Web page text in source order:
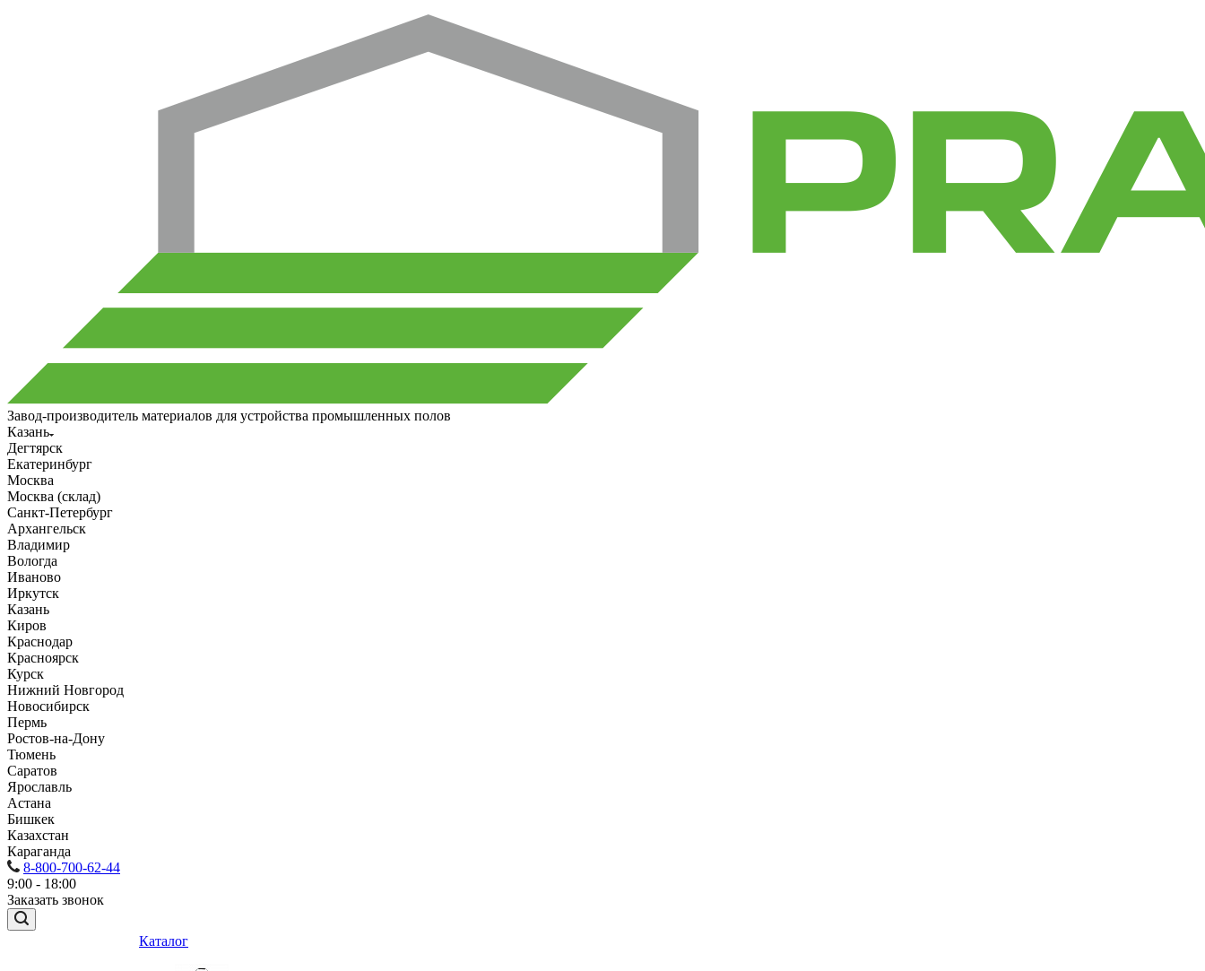
Завод-производитель материалов для устройства промышленных полов
Казань
Дегтярск
Екатеринбург
Москва
Москва (склад)
Санкт-Петербург
Архангельск
Владимир
Вологда
Иваново
Иркутск
Казань
Киров
Краснодар
Красноярск
Курск
Нижний Новгород
Новосибирск
Пермь
Ростов-на-Дону
Тюмень
Саратов
Ярославль
Астана
Бишкек
Казахстан
Караганда
8-800-700-62-44
9:00 - 18:00
Заказать звонок
Каталог